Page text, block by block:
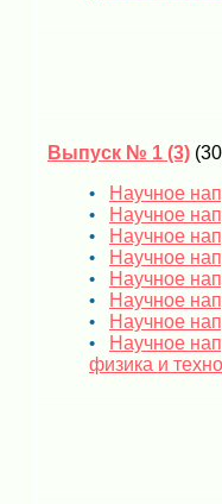
Выпуск № 1 (3)
Научное
Научное
Научное
Научное
Научное
Научное
Научное
Научное
физика и